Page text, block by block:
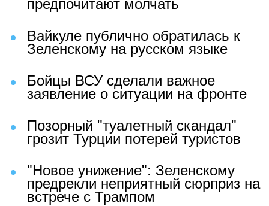
предпочитают молчать
Вайкуле публично обратилась к
Зеленскому на русском языке
Бойцы ВСУ сделали важное
заявление о ситуации на фронте
Позорный "туалетный скандал"
грозит Турции потерей туристов
"Новое унижение": Зеленскому
предрекли неприятный сюрприз на
встрече с Трампом